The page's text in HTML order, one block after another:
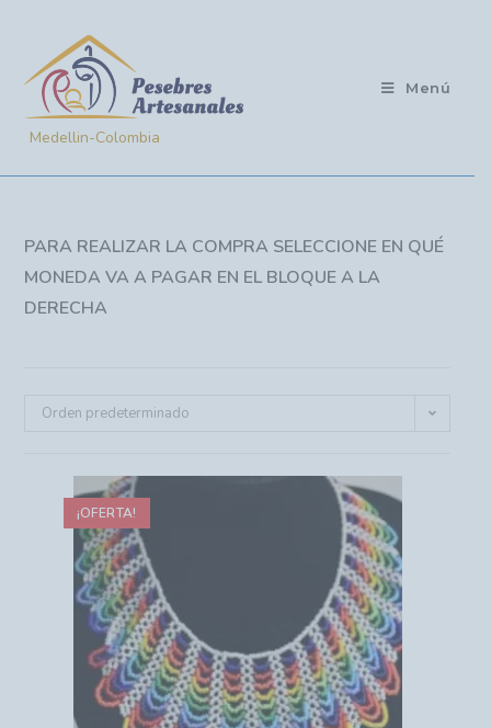
Menú
PARA REALIZAR LA COMPRA SELECCIONE EN QUÉ
MONEDA VA A PAGAR EN EL BLOQUE A LA
DERECHA
Orden predeterminado
¡OFERTA!